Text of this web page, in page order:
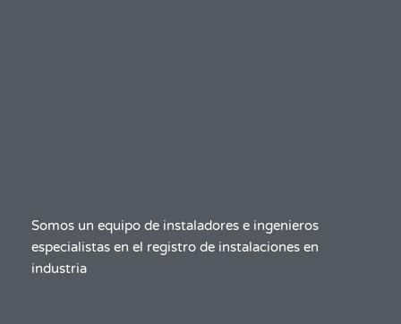
Somos un equipo de instaladores e ingenieros
especialistas en el registro de instalaciones en
industria